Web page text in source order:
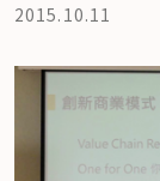
2015.10.11